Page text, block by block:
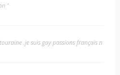
"
.je suis gay passions français n